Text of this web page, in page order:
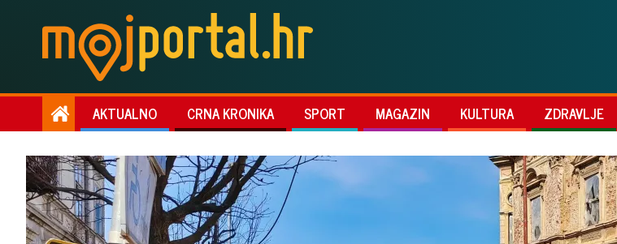
AKTUALNO CRNA KRONIKA SPORT MAGAZIN KULTURA ZDRAVLJE